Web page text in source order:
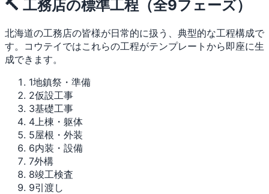
🔨 工務店の標準工程（全9フェーズ）
北海道の工務店の皆様が日常的に扱う、典型的な工程構成で
す。コウテイではこれらの工程がテンプレートから即座に生
成できます。
1地鎮祭・準備
2仮設工事
3基礎工事
4 上棟・躯体
5屋根・外装
6内装・設備
7外構
8竣工検査
9引渡し